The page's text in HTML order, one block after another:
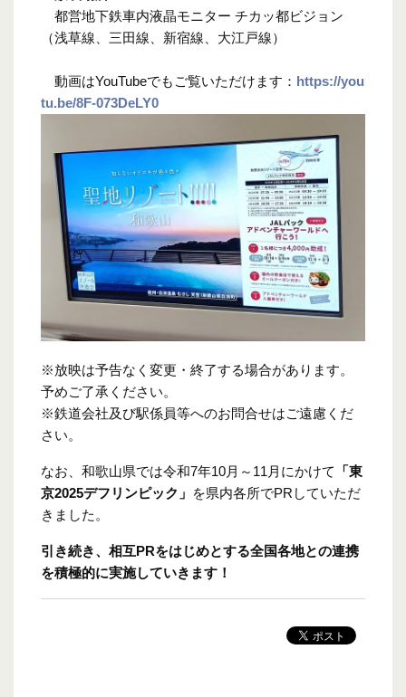
都営地下鉄車内液晶モニター チカッ都ビジョン
（浅草線、三田線、新宿線、大江戸線）
動画はYouTubeでもご覧いただけます： https://you
tu.be/8F-073DeLY0
※放映は予告なく変更・終了する場合があります。
予めご了承ください。
※鉄道会社及び駅係員等へのお問合せはご遠慮くだ
さい。
なお、和歌山県では令和7年10月～11月にかけて
「東
京2025デフリンピック」 を県内各所でPRしていただ
きました。
引き続き、相互PRをはじめとする全国各地との連携
を積極的に実施していきます！